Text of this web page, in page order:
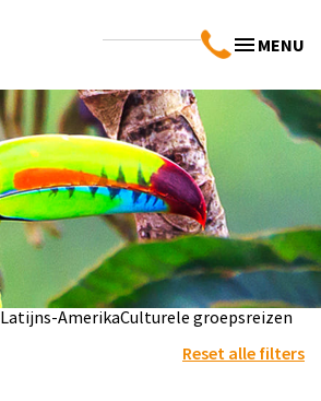
MENU
Latijns-AmerikaCulturele groepsreizen
Reset alle filters